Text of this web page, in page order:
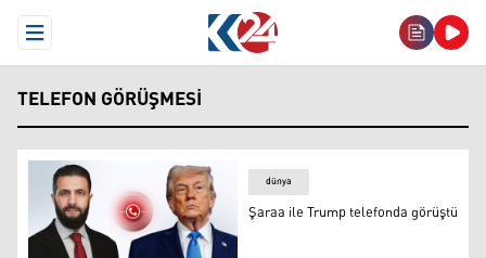
Open Menu
TELEFON GÖRÜŞMESI
dünya
Şaraa ile Trump telefonda görüştü